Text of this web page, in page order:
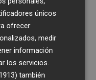
únicos
ofrecer
medir
información
los servicios.
también